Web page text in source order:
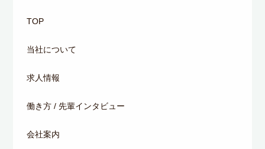
TOP
当社について
求人情報
働き方 / 先輩インタビュー
会社案内